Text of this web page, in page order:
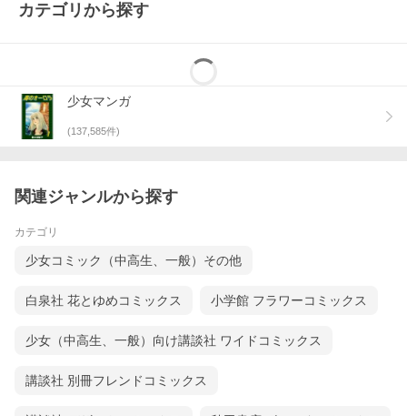
カテゴリから探す
少女マンガ
(137,585件)
関連ジャンルから探す
カテゴリ
少女コミック（中高生、一般）その他
白泉社 花とゆめコミックス 小学館 フラワーコミックス
少女（中高生、一般）向け講談社 ワイドコミックス
講談社 別冊フレンドコミックス